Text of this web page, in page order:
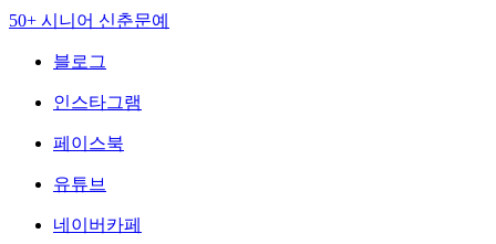
50+ 시니어 신춘문예
블로그
인스타그램
페이스북
유튜브
네이버카페